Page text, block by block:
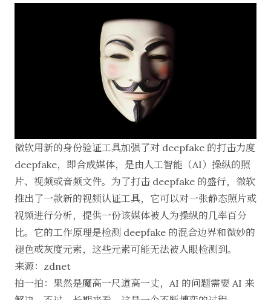
微软用新的身份验证工具加强了对 deepfake 的打击力度
deepfake，即合成媒体，是由人工智能（AI）操纵的照
片、视频或音频文件。为了打击 deepfake 的盛行，微软
推出了一款新的视频认证工具，它可以对一张静态照片或
视频进行分析，提供一份该媒体被人为操纵的几率百分
比。它的工作原理是检测 deepfake 的混合边界和微妙的
褪色或灰度元素，这些元素可能无法被人眼检测到。
来源： zdnet
拍一拍：果然是魔高一尺道高一丈，AI 的问题需要 AI 来